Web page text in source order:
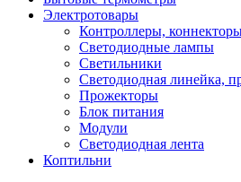
Электротовары
Контроллеры,
Светодиодные лампы
Светильники
Светодиодная линейка,
Прожекторы
Блок питания
Модули
Светодиодная лента
Коптильни